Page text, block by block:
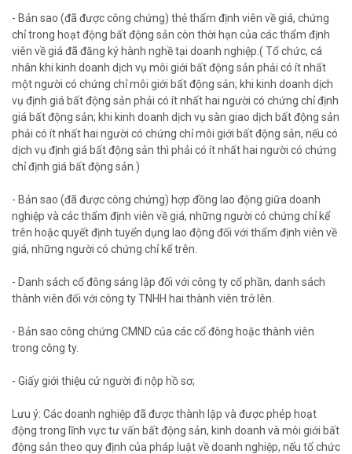
- Bản sao (đã được công chứng) thẻ thẩm định viên về giá, chứng
chỉ trong hoạt động bất động sản còn thời hạn của các thẩm định
viên về giá đã đăng ký hành nghề tại doanh nghiệp.( Tổ chức, cá
nhân khi kinh doanh dịch vụ môi giới bất động sản phải có ít nhất
một người có chứng chỉ môi giới bất động sản; khi kinh doanh dịch
vụ định giá bất động sản phải có ít nhất hai người có chứng chỉ định
giá bất động sản; khi kinh doanh dịch vụ sàn giao dịch bất động sản
phải có ít nhất hai người có chứng chỉ môi giới bất động sản, nếu có
dịch vụ định giá bất động sản thì phải có ít nhất hai người có chứng
chỉ định giá bất động sản.)
- Bản sao (đã được công chứng) hợp đồng lao động giữa doanh
nghiệp và các thẩm định viên về giá, những người có chứng chỉ kể
trên hoặc quyết định tuyển dụng lao động đối với thẩm định viên về
giá, những người có chứng chỉ kể trên.
- Danh sách cổ đông sáng lập đối với công ty cổ phần, danh sách
thành viên đối với công ty TNHH hai thành viên trở lên.
- Bản sao công chứng CMND của các cổ đông hoặc thành viên
trong công ty.
- Giấy giới thiệu cử người đi nộp hồ sơ;
Lưu ý: Các doanh nghiệp đã được thành lập và được phép hoạt
động trong lĩnh vực tư vấn bất động sản, kinh doanh và môi giới bất
động sản theo quy định của pháp luật về doanh nghiệp, nếu tổ chức